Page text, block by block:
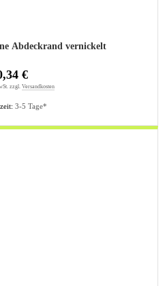
Abdeckrand vernickelt
3-5 Tage*
€
zzgl. Versandkosten